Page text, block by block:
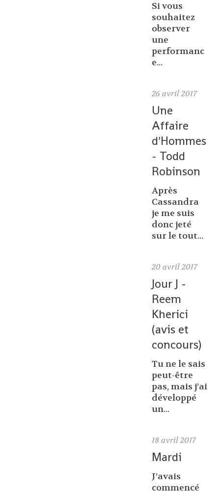
Si vous
souhaitez
observer
une
performanc
e...
26 avril 2017
Une
Affaire
d'Hommes
- Todd
Robinson
Après
Cassandra
je me suis
donc jeté
sur le tout...
20 avril 2017
Jour J -
Reem
Kherici
(avis et
concours)
Tu ne le sais
peut-être
pas, mais j’ai
développé
un...
18 avril 2017
Mardi
J’avais
commencé